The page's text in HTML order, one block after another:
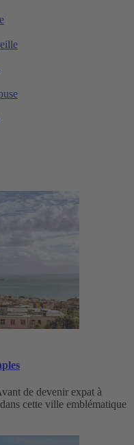
de devenir expat à
cette ville emblématique